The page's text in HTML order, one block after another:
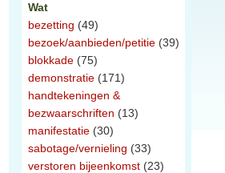
Wat
bezetting (49)
bezoek/aanbieden/petitie (39)
blokkade (75)
demonstratie (171)
handtekeningen &
bezwaarschriften (13)
manifestatie (30)
sabotage/vernieling (33)
verstoren bijeenkomst (23)